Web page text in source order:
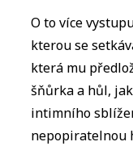
O to více
kterou se
která mu
šňůrka a hůl,
intimního
nepopiratelnou